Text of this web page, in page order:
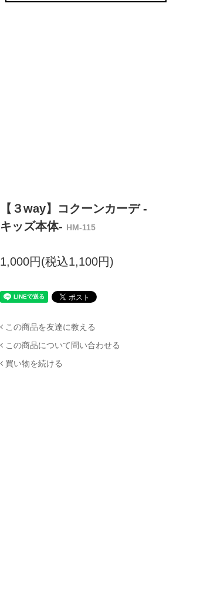
【３way】コクーンカーデ -
キッズ本体- HM-115
1,000円(税込1,100円)
この商品を友達に教える
この商品について問い合わせる
買い物を続ける